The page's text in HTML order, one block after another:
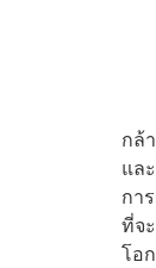
กล้
แล
กา
ที่จ
โอ